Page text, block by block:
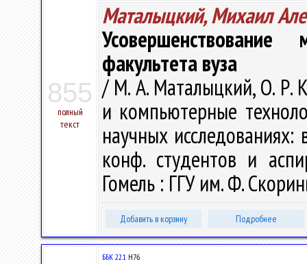
855
полный
текст
Маталыцкий, Михаил
факультета вуза
/ М. А. Маталыцкий, О. Р.
и компьютерные
научных
конф. студентов и
Гомель : ГГУ им. Ф.
Добавить в корзину Подробнее
ББК 22.1 H76